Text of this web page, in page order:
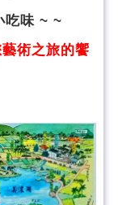
吃味 ~ ~
術之旅的饗